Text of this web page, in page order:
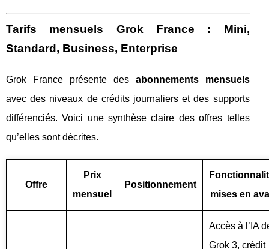
Tarifs mensuels Grok France : Mini,
Standard, Business, Enterprise
Grok France présente des abonnements mensuels
avec des niveaux de crédits journaliers et des supports
différenciés. Voici une synthèse claire des offres telles
qu’elles sont décrites.
Offre
Prix
mensuel
Positionnement
mises en
Accès à l’IA
Grok 3, crédit